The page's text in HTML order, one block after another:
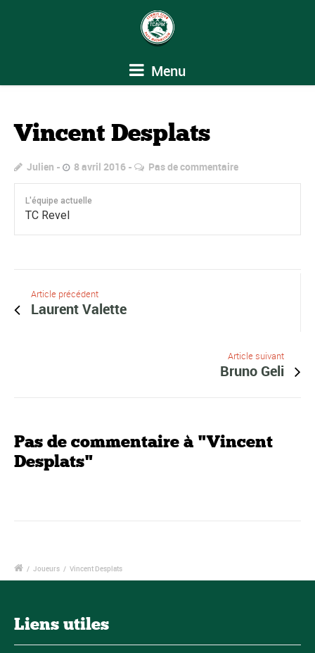
Menu
Vincent Desplats
Julien 8 avril 2016 Pas de commentaire
L'équipe actuelle
TC Revel
Article précédent
Laurent Valette
Article suivant
Bruno Geli
Pas de commentaire à "Vincent
Desplats"
/ Joueurs / Vincent Desplats
Liens utiles